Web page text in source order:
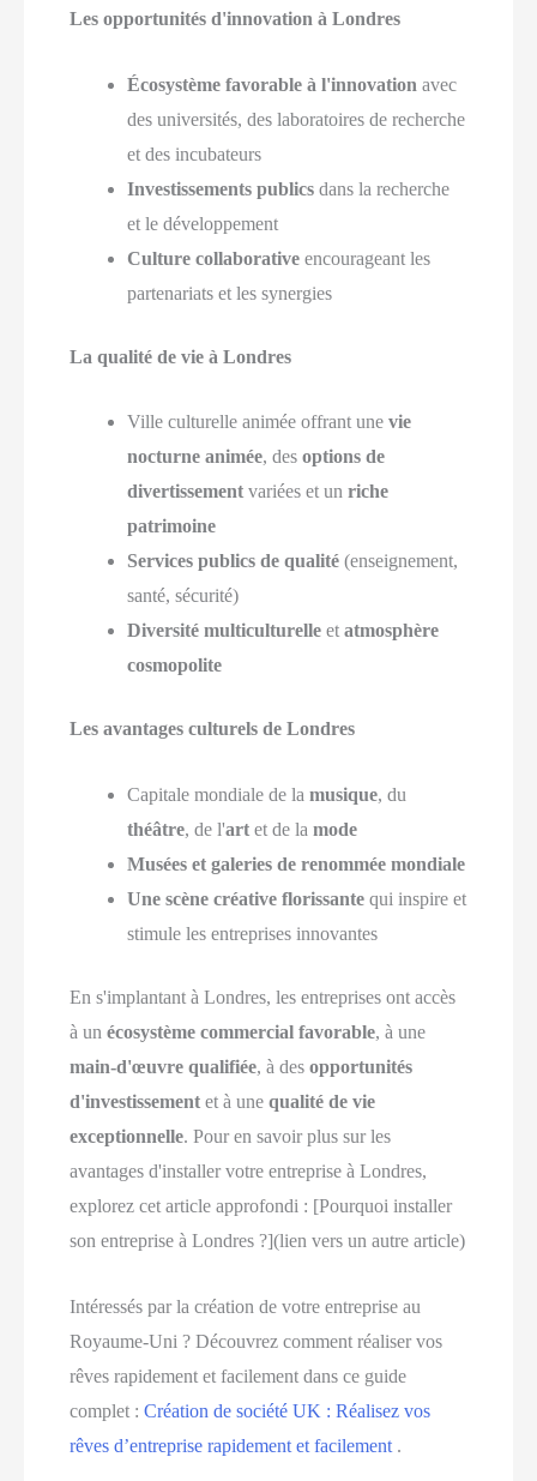
Les opportunités d'innovation à Londres
Écosystème favorable à l'innovation avec
des universités, des laboratoires de recherche
et des incubateurs
Investissements publics dans la recherche
et le développement
Culture collaborative encourageant les
partenariats et les synergies
La qualité de vie à Londres
Ville culturelle animée offrant unevie
nocturne animée, desoptions de
divertissement variées et unriche
patrimoine
Services publics de qualité (enseignement,
santé, sécurité)
Diversité multiculturelle etatmosphère
cosmopolite
Les avantages culturels de Londres
Capitale mondiale de lamusique, du
théâtre, de l'art et de lamode
Musées et galeries de renommée mondiale
Une scène créative florissante qui inspire et
stimule les entreprises innovantes
En s'implantant à Londres, les entreprises ont accès
à unécosystème commercial favorable, à une
main-d'œuvre qualifiée, à desopportunités
d'investissement et à unequalité de vie
exceptionnelle. Pour en savoir plus sur les
avantages d'installer votre entreprise à Londres,
explorez cet article approfondi : [Pourquoi installer
son entreprise à Londres ?](lien vers un autre article)
Intéressés par la création de votre entreprise au
Royaume-Uni ? Découvrez comment réaliser vos
rêves rapidement et facilement dans ce guide
complet :Création de société UK : Réalisez vos
rêves d’entreprise rapidement et facilement .